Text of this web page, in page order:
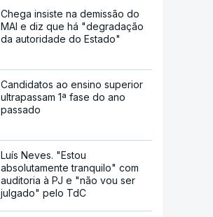
Chega insiste na demissão do
MAI e diz que há "degradação
da autoridade do Estado"
Candidatos ao ensino superior
ultrapassam 1ª fase do ano
passado
Luís Neves. "Estou
absolutamente tranquilo" com
auditoria à PJ e "não vou ser
julgado" pelo TdC